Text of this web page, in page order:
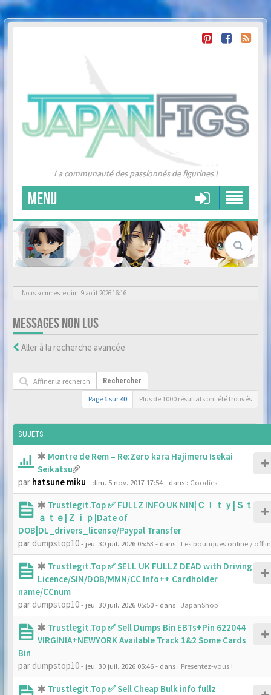
La communauté des passionnés de figurines !
MENU
Nous sommes le dim. 9 août 2026 16:16
MESSAGES NON LUS
Aller à la recherche avancée
Rechercher
Page 1 sur 40 Plus de 1000 résultats ont été trouvés
SUJETS
Montre de Rem – Re:Zero kara Hajimeru Isekai
Seikatsu
par hatsune miku - dim. 5 nov. 2017 17:54- dans : Goodies
Trustlegit.Top ✅ FULLZ INFO UK NIN|Ｃｉｔｙ|Ｓｔ
ａｔｅ|Ｚｉｐ|Date of
DOB|DL_drivers_license/Paypal Transfer
par dumpstop10- jeu. 30 juil. 2026 05:53 - dans : Les boutiques online /
Trustlegit.Top ✅ SELL UK FULLZ DEAD with Driving
Licence/SIN/DOB/MMN/CC Info++ Cardholder
name/CCnum
par dumpstop10- jeu. 30 juil. 2026 05:50- dans : JapanShop
Trustlegit.Top ✅ Sell Dumps Bin EBTs+Pin 622044
VIRGINIA+NEWYORK Available Track 1&2 Some Cards
Bin
par dumpstop10- jeu. 30 juil. 2026 05:46- dans : Presentez-vous !
Trustlegit.Top ✅ Sell Cheap Bulk info fullz